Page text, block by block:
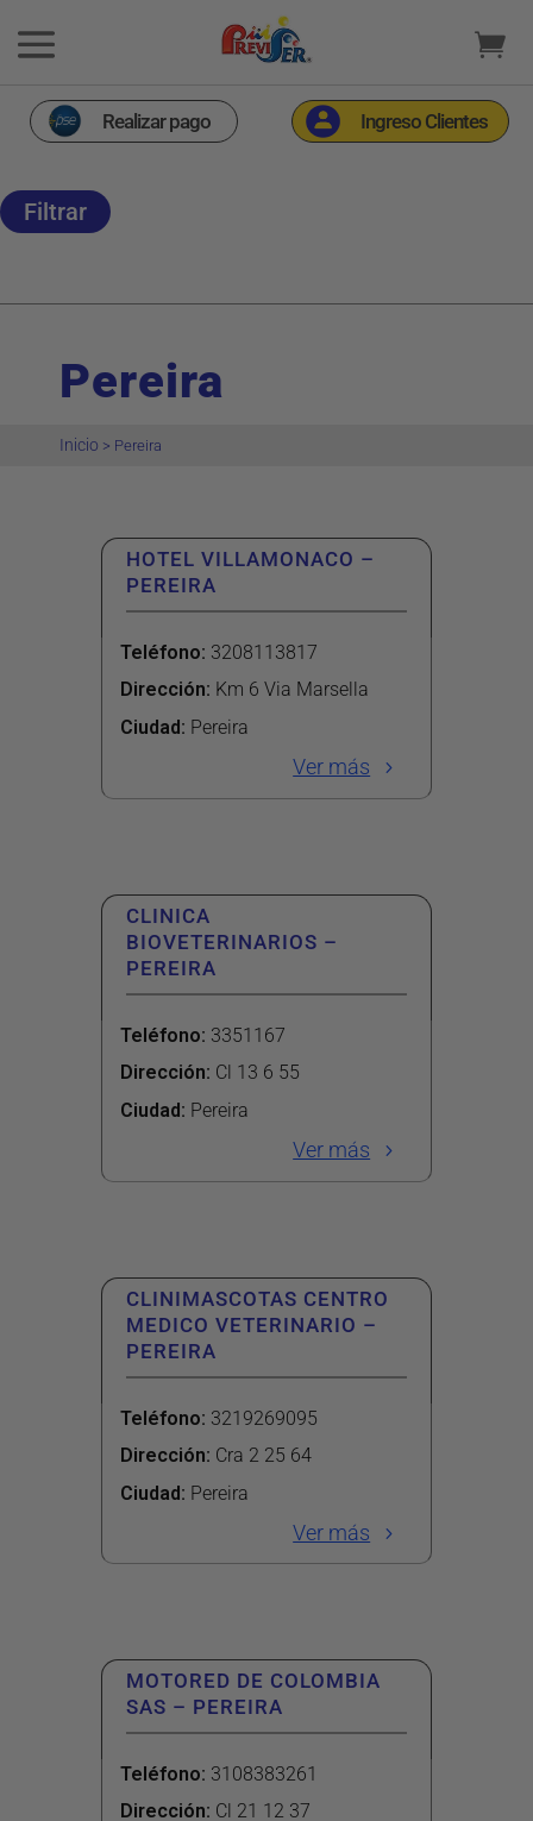
Realizar pago Ingreso Clientes
Filtrar
Pereira
Inicio > Pereira
HOTEL VILLAMONACO –
PEREIRA
Teléfono: 3208113817
Dirección: Km 6 Via Marsella
Ciudad: Pereira
Ver más
CLINICA
BIOVETERINARIOS –
PEREIRA
Teléfono: 3351167
Dirección: Cl 13 6 55
Ciudad: Pereira
Ver más
CLINIMASCOTAS CENTRO
MEDICO VETERINARIO –
PEREIRA
Teléfono: 3219269095
Dirección: Cra 2 25 64
Ciudad: Pereira
Ver más
MOTORED DE COLOMBIA
SAS – PEREIRA
Teléfono: 3108383261
Dirección: Cl 21 12 37